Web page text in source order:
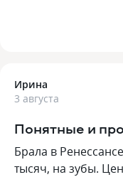
Ирина
3 августа
Понятные и
Брала в
тысяч, на зубы.